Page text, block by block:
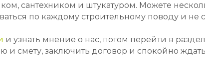
сантехником и штукатуром. Можете
по каждому строительному поводу и не
и узнать мнение о нас, потом перейти в раздел
и смету, заключить договор и спокойно